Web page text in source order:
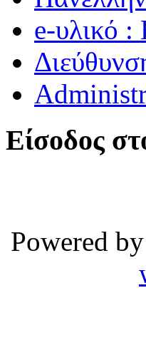
e-υλικό
Είσοδος
Powered by